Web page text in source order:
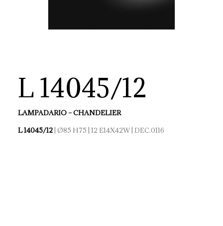
L 14045/12
LAMPADARIO – CHANDELIER
L 14045/12 | Ø85 H75 | 12 E14X42W | DEC.0116